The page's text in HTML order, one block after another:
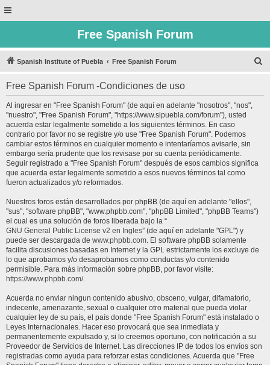
Free Spanish Forum
Spanish Institute of Puebla Free Spanish Forum
Free Spanish Forum -Condiciones de uso
Al ingresar en "Free Spanish Forum" (de aquí en adelante "nosotros", "nos",
"nuestro", "Free Spanish Forum", "https://www.sipuebla.com/forum"), usted
acuerda estar legalmente sometido a los siguientes términos. En caso
contrario por favor no se registre y/o use "Free Spanish Forum". Podemos
cambiar estos términos en cualquier momento e intentaríamos avisarle, sin
embargo sería prudente que los revisase por su cuenta periódicamente.
Seguir registrado a "Free Spanish Forum" después de esos cambios significa
que acuerda estar legalmente sometido a esos nuevos términos tal como
fueron actualizados y/o reformados.
Nuestros foros están desarrollados por phpBB (de aquí en adelante "ellos",
"sus", "software phpBB", "www.phpbb.com", "phpBB Limited", "phpBB Teams")
el cual es una solución de foros liberada bajo la “
GNU General Public License v2 en Ingles” (de aquí en adelante "GPL") y
puede ser descargada de www.phpbb.com. El software phpBB solamente
facilita discusiones basadas en Internet y la GPL estrictamente los excluye de
lo que aprobamos y/o desaprobamos como conductas y/o contenido
permisible. Para más información sobre phpBB, por favor visite:
https://www.phpbb.com/.
Acuerda no enviar ningun contenido abusivo, obsceno, vulgar, difamatorio,
indecente, amenazante, sexual o cualquier otro material que pueda violar
cualquier ley de su país, el país donde "Free Spanish Forum" está instalado o
Leyes Internacionales. Hacer eso provocará que sea inmediata y
permanentemente expulsado y, si lo creemos oportuno, con notificación a su
Proveedor de Servicios de Internet. Las direcciones IP de todos los envíos son
registradas como ayuda para reforzar estas condiciones. Acuerda que "Free